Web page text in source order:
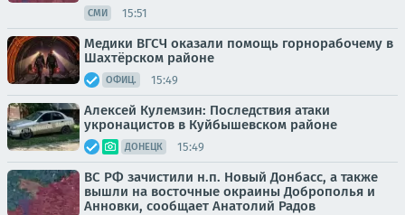
СМИ 15:51
Медики ВГСЧ оказали помощь горнорабочему в
Шахтёрском районе
ОФИЦ. 15:49
Алексей Кулемзин: Последствия атаки
укронацистов в Куйбышевском районе
ДОНЕЦК 15:49
ВС РФ зачистили н.п. Новый Донбасс, а также
вышли на восточные окраины Доброполья и
Анновки, сообщает Анатолий Радов